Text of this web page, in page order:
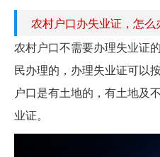
农村户口办失业证，怎么
农村户口不需要办理失业证
民办理的，办理失业证可以
户口是有土地的，有土地及
业证。